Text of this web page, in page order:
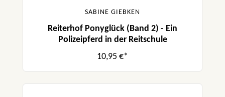
SABINE GIEBKEN
Reiterhof Ponyglück (Band 2) - Ein
Polizeipferd in der Reitschule
10,95 €*